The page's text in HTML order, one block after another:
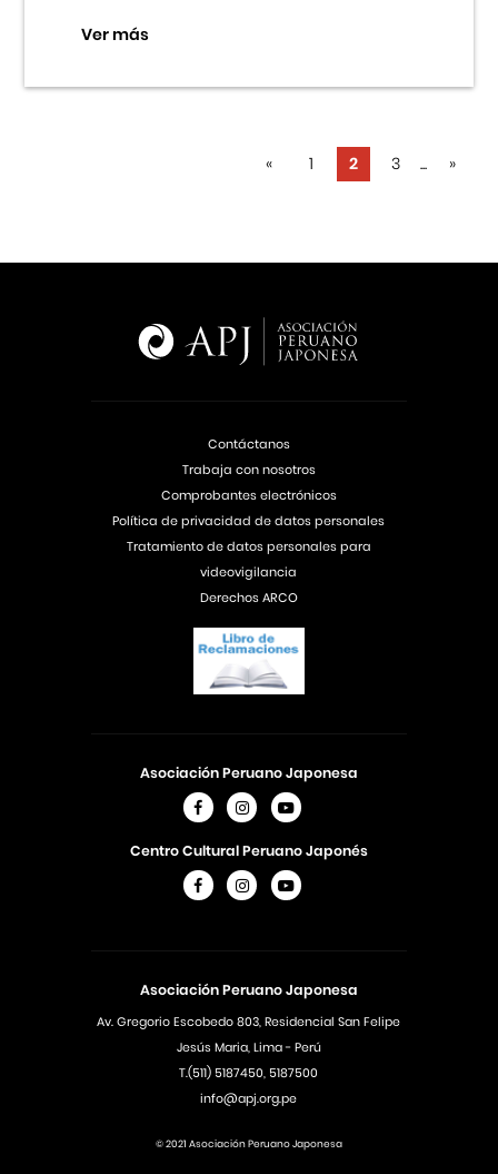
Ver más
« 1 2 3 ... »
Asociación Peruano Japonesa
Av. Gregorio Escobedo 803, Residencial San Felipe
Jesús Maria, Lima - Perú
T.(511) 5187450, 5187500
info@apj.org.pe
Asociación Peruano Japonesa
Centro Cultural Peruano Japonés
Contáctanos
Trabaja con nosotros
Comprobantes electrónicos
Política de privacidad de datos personales
Tratamiento de datos personales para
videovigilancia
Derechos ARCO
© 2021 Asociación Peruano Japonesa